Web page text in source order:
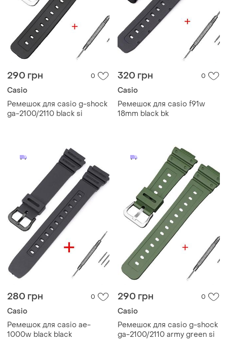
290 грн 0
Casio
Ремешок для casio g-shock
ga-2100/2110 black si
320 грн 0
Casio
Ремешок для casio f91w
18mm black bk
280 грн 0
Casio
Ремешок для casio ae-
1000w black black
290 грн 0
Casio
Ремешок для casio g-shock
ga-2100/2110 army green si